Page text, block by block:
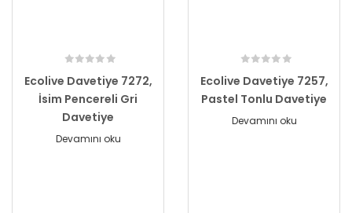
Ecolive Davetiye 7272,
İsim Pencereli Gri
Davetiye
Devamını oku
Ecolive Davetiye 7257,
Pastel Tonlu Davetiye
Devamını oku